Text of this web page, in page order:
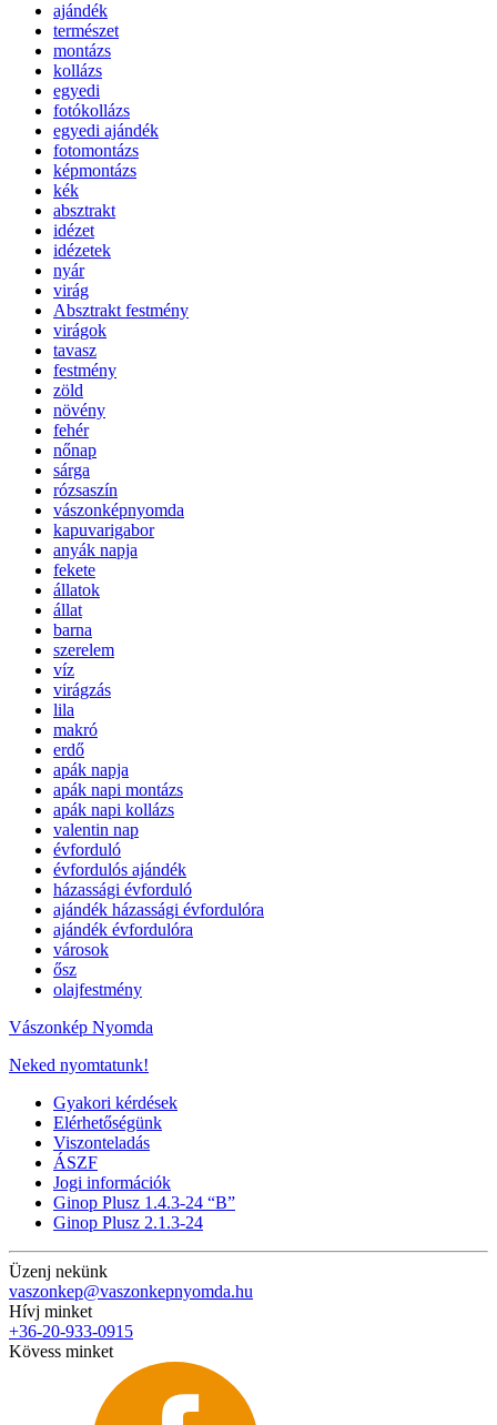
ajándék
természet
montázs
kollázs
egyedi
fotókollázs
egyedi ajándék
fotomontázs
képmontázs
kék
absztrakt
idézet
idézetek
nyár
virág
Absztrakt festmény
virágok
tavasz
festmény
zöld
növény
fehér
nőnap
sárga
rózsaszín
vászonképnyomda
kapuvarigabor
anyák napja
fekete
állatok
állat
barna
szerelem
víz
virágzás
lila
makró
erdő
apák napja
apák napi montázs
apák napi kollázs
valentin nap
évforduló
évfordulós ajándék
házassági évforduló
ajándék házassági évfordulóra
ajándék évfordulóra
városok
ősz
olajfestmény
Vászonkép Nyomda
Neked nyomtatunk!
Gyakori kérdések
Elérhetőségünk
Viszonteladás
ÁSZF
Jogi információk
Ginop Plusz 1.4.3-24 “B”
Ginop Plusz 2.1.3-24
Üzenj nekünk
vaszonkep@vaszonkepnyomda.hu
Hívj minket
+36-20-933-0915
Kövess minket